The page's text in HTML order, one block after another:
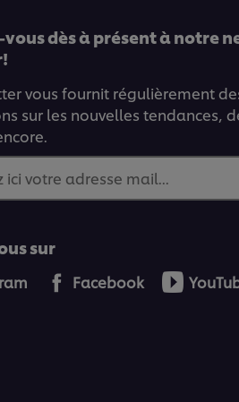
dès à présent à notre
vous fournit régulièrement
sur les nouvelles tendances,
ici votre adresse mail...
sur
Facebook